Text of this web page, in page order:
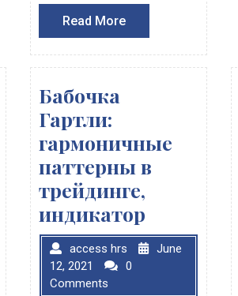
Read MoreRead
More
Бабочка
Гартли:
гармоничные
паттерны в
трейдинге,
индикатор
access hrs
June
12, 2021
0
Comments